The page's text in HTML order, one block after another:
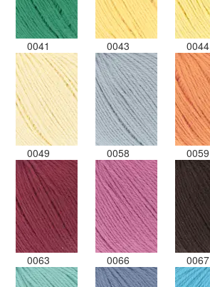
0041 0043 0044
0049 0058 0059
0063 0066 0067